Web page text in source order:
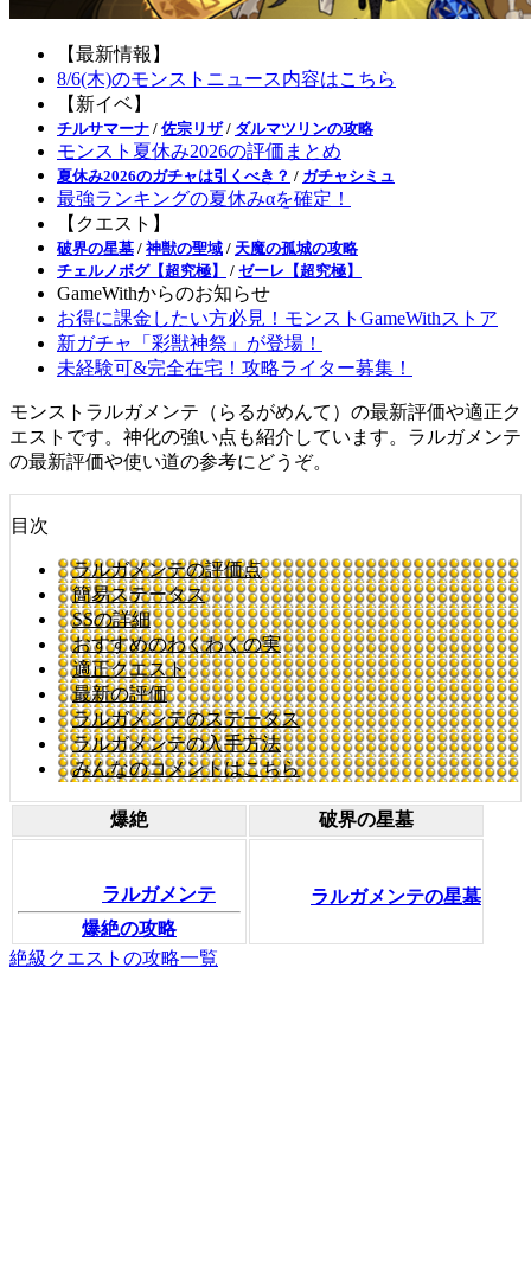
【最新情報】
8/6(木)のモンストニュース内容はこちら
【新イベ】
チルサマーナ / 佐宗リザ/ ダルマツリンの攻略
モンスト夏休み2026の評価まとめ
夏休み2026のガチャは引くべき？ / ガチャシミュ
最強ランキングの夏休みαを確定！
【クエスト】
破界の星墓 / 神獣の聖域 / 天魔の孤城の攻略
チェルノボグ【超究極】
/ ゼーレ【超究極】
GameWithからのお知らせ
お得に課金したい方必見！モンストGameWithストア
新ガチャ「彩獣神祭」が登場！
未経験可&完全在宅！攻略ライター募集！
モンストラルガメンテ（らるがめんて）の最新評価や適正ク
エストです。神化の強い点も紹介しています。ラルガメンテ
の最新評価や使い道の参考にどうぞ。
目次
ラルガメンテの評価点
簡易ステータス
SSの詳細
おすすめのわくわくの実
適正クエスト
最新の評価
ラルガメンテのステータス
ラルガメンテの入手方法
みんなのコメントはこちら
爆絶 破界の星墓
ラルガメンテ
爆絶の攻略
ラルガメンテの星墓
絶級クエストの攻略一覧